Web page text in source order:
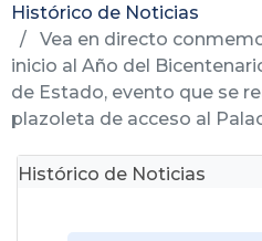
Histórico de Noticias
Vea en directo
inicio al Año del
de Estado, evento que se
plazoleta de acceso al
Histórico de Noticias